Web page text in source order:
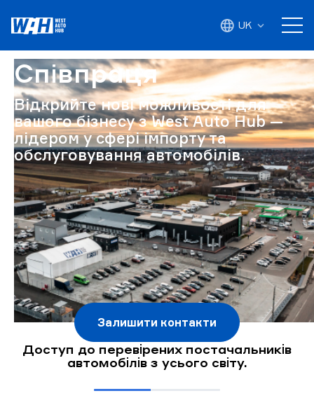
UK
Співпраця
Відкрийте нові можливості для
вашого бізнесу з West Auto Hub —
лідером у сфері імпорту та
обслуговування автомобілів.
Залишити контакти
Доступ до перевірених постачальників
автомобілів з усього світу.